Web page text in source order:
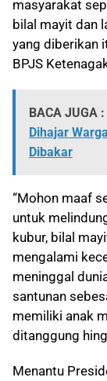
masyarakat
bilal mayit dan
yang diberikan
BPJS
BACA JUGA :
Dihajar
Dibakar
“Mohon maaf
untuk
kubur, bilal
mengalami
meninggal
santunan
memiliki anak
ditanggung
Menantu